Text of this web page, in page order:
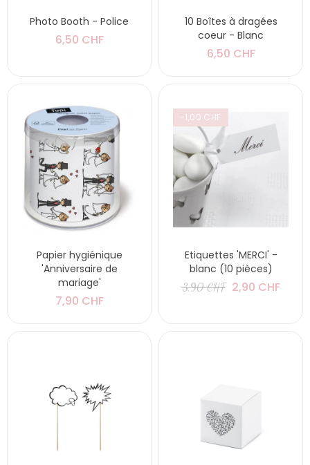
Photo Booth - Police
6,50 CHF
10 Boîtes à dragées
coeur - Blanc
6,50 CHF
Papier hygiénique
'Anniversaire de
mariage'
7,90 CHF
-1,00 CHF
Etiquettes 'MERCI' -
blanc (10 pièces)
3,90 CHF 2,90 CHF